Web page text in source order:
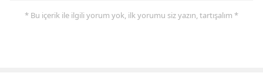
* Bu içerik ile ilgili yorum yok, ilk yorumu siz yazın, tartışalım *